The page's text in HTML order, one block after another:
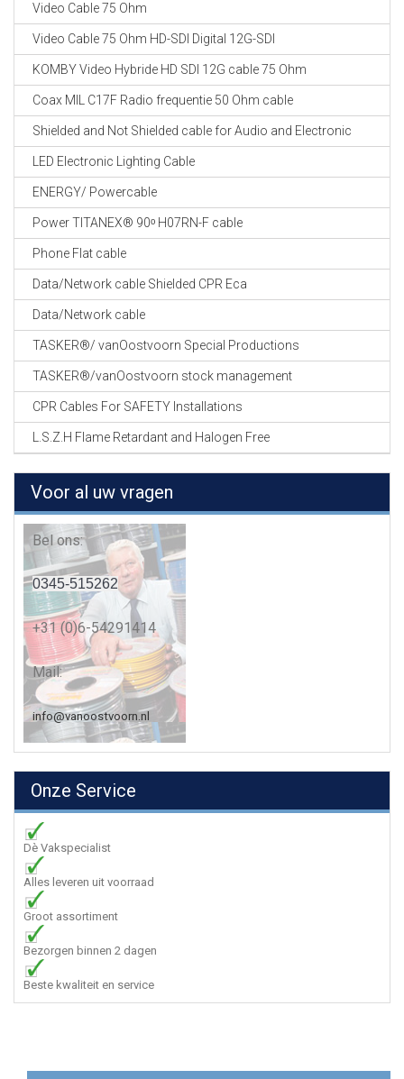
Video Cable 75 Ohm
Video Cable 75 Ohm HD-SDI Digital 12G-SDI
KOMBY Video Hybride HD SDI 12G cable 75 Ohm
Coax MIL C17F Radio frequentie 50 Ohm cable
Shielded and Not Shielded cable for Audio and Electronic
LED Electronic Lighting Cable
ENERGY/ Powercable
Power TITANEX® 90ᵒ H07RN-F cable
Phone Flat cable
Data/Network cable Shielded CPR Eca
Data/Network cable
TASKER®/ vanOostvoorn Special Productions
TASKER®/vanOostvoorn stock management
CPR Cables For SAFETY Installations
L.S.Z.H Flame Retardant and Halogen Free
Voor al uw vragen
Bel ons:
0345-515262
+31 (0)6-54291414
Mail:
info@vanoostvoorn.nl
Onze Service
Dè Vakspecialist
Alles leveren uit voorraad
Groot assortiment
Bezorgen binnen 2 dagen
Beste kwaliteit en service